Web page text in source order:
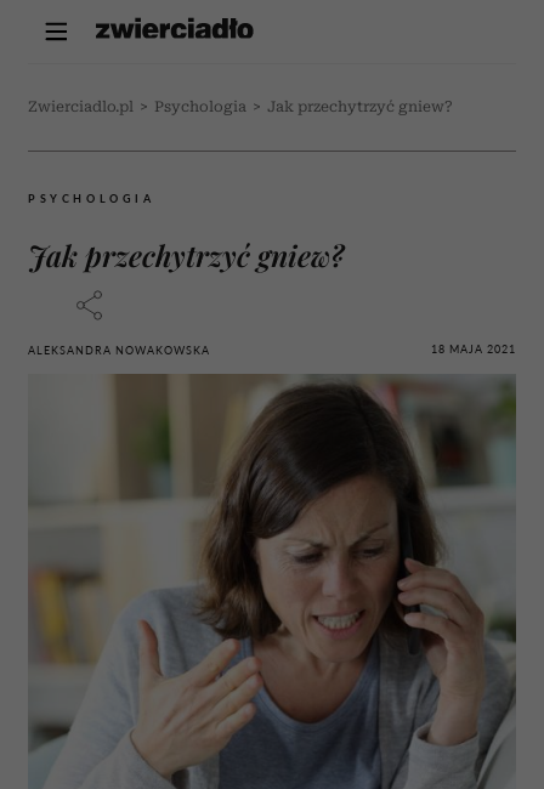
Zwierciadlo.pl > Psychologia > Jak przechytrzyć gniew?
PSYCHOLOGIA
Jak przechytrzyć gniew?
ALEKSANDRA NOWAKOWSKA 18 MAJA 2021